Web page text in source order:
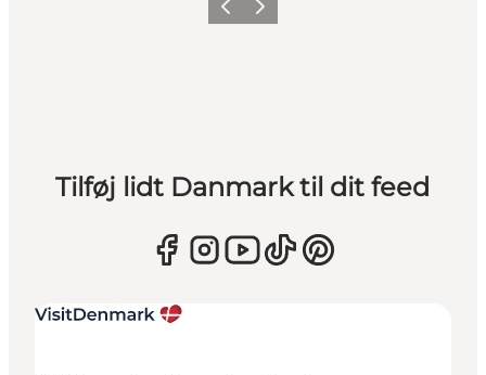
ForrigeNæste
Tilføj lidt Danmark til dit feed